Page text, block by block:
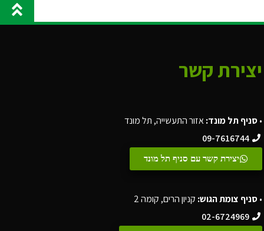
יצירת קשר
•סניף תל מונד:אזור התעשייה, תל מונד
09-7616744
יצירת קשר עם סניף תל מונד
•סניף צומת הגוש: קניון הרים, קומה 2
02-6724969